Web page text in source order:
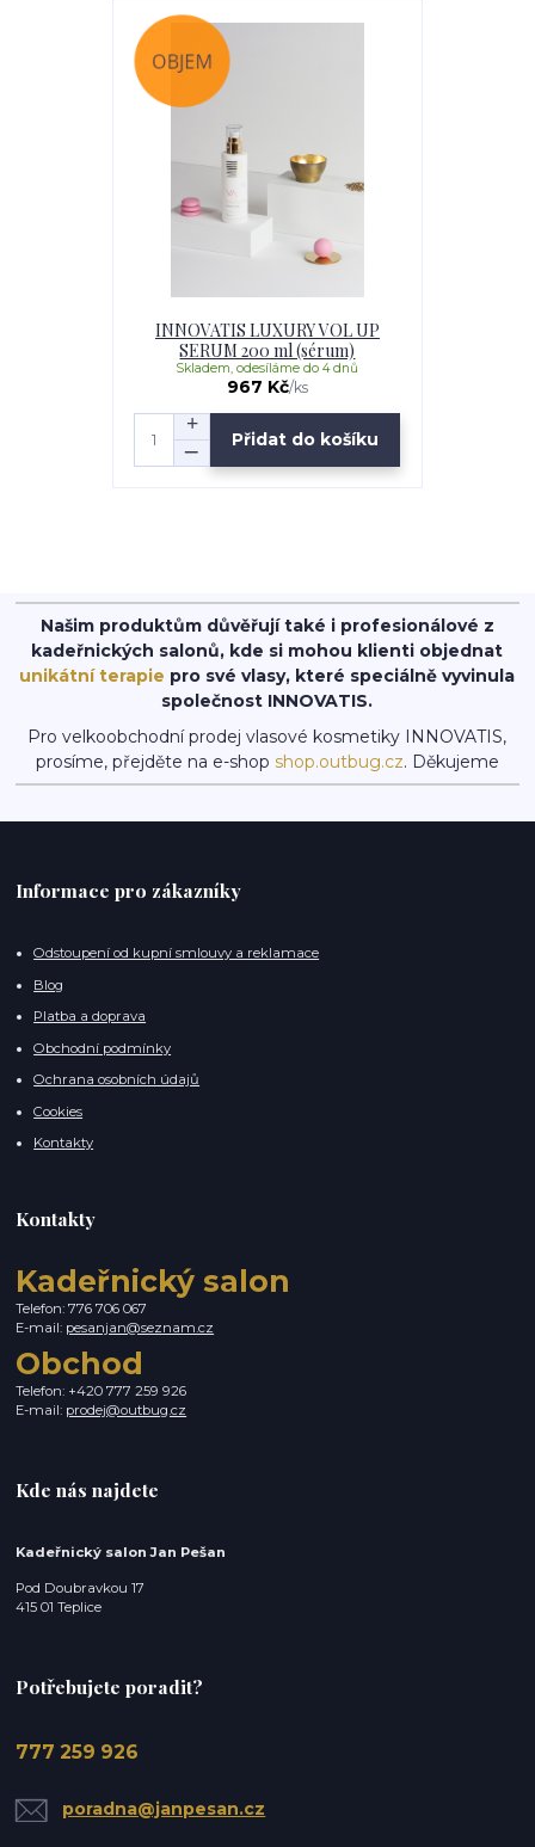
INNOVATIS LUXURY VOL UP
SERUM 200 ml (sérum)
967 Kč/ks
Skladem, odesíláme do 4 dnů
Přidat do košíku
Našim produktům důvěřují také i profesionálové z
kadeřnických salonů, kde si mohou klienti objednat
unikátní terapie pro své vlasy, které speciálně vyvinula
společnost INNOVATIS.
Pro velkoobchodní prodej vlasové kosmetiky INNOVATIS,
prosíme, přejděte na e-shop shop.outbug.cz. Děkujeme
Informace pro zákazníky
Odstoupení od kupní smlouvy a reklamace
Blog
Platba a doprava
Obchodní podmínky
Ochrana osobních údajů
Cookies
Kontakty
Kontakty
Kadeřnický salon
Telefon: 776 706 067
E-mail: pesanjan@seznam.cz
Obchod
Telefon: +420 777 259 926
E-mail: prodej@outbug.cz
Kde nás najdete
Kadeřnický salon Jan Pešan
Pod Doubravkou 17
415 01 Teplice
Potřebujete poradit?
777 259 926
poradna@janpesan.cz